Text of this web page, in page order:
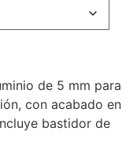
de 5 mm para
con acabado en
bastidor de